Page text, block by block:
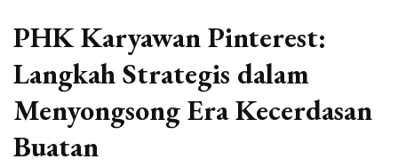
PHK Karyawan Pinterest:
Langkah Strategis dalam
Menyongsong Era Kecerdasan
Buatan